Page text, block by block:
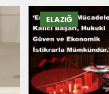
ELAZIĞ